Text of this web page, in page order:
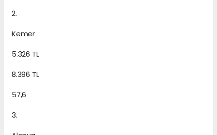
2.
Kemer
5.326 TL
8.396 TL
57,6
3.